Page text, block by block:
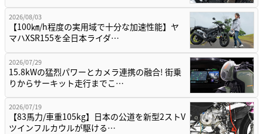
2026/08/03
【100㎞/h程度の実用域で十分な加速性能】ヤ
マハXSR155を全日本ライダ…
2026/07/29
15.8kWの猛烈パワーとカメラ連携の融合! 街乗
りからサーキット走行までこ…
2026/07/19
【83馬力/車重105kg】日本の公道を新型2ストV
ツインフルカウルが駆ける…